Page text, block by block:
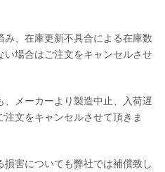
、在庫更新不具合による在庫数
場合はご注文をキャンセルさせ
、メーカーより製造中止、入荷遅
文をキャンセルさせて頂きま
害についても弊社では補償致し